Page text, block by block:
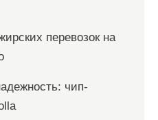
перевозок на
чип-